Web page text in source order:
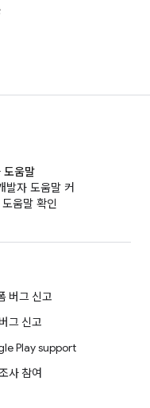
도움말
자 도움말 커
움말 확인
버그 신고
그 신고
Play support
사 참여